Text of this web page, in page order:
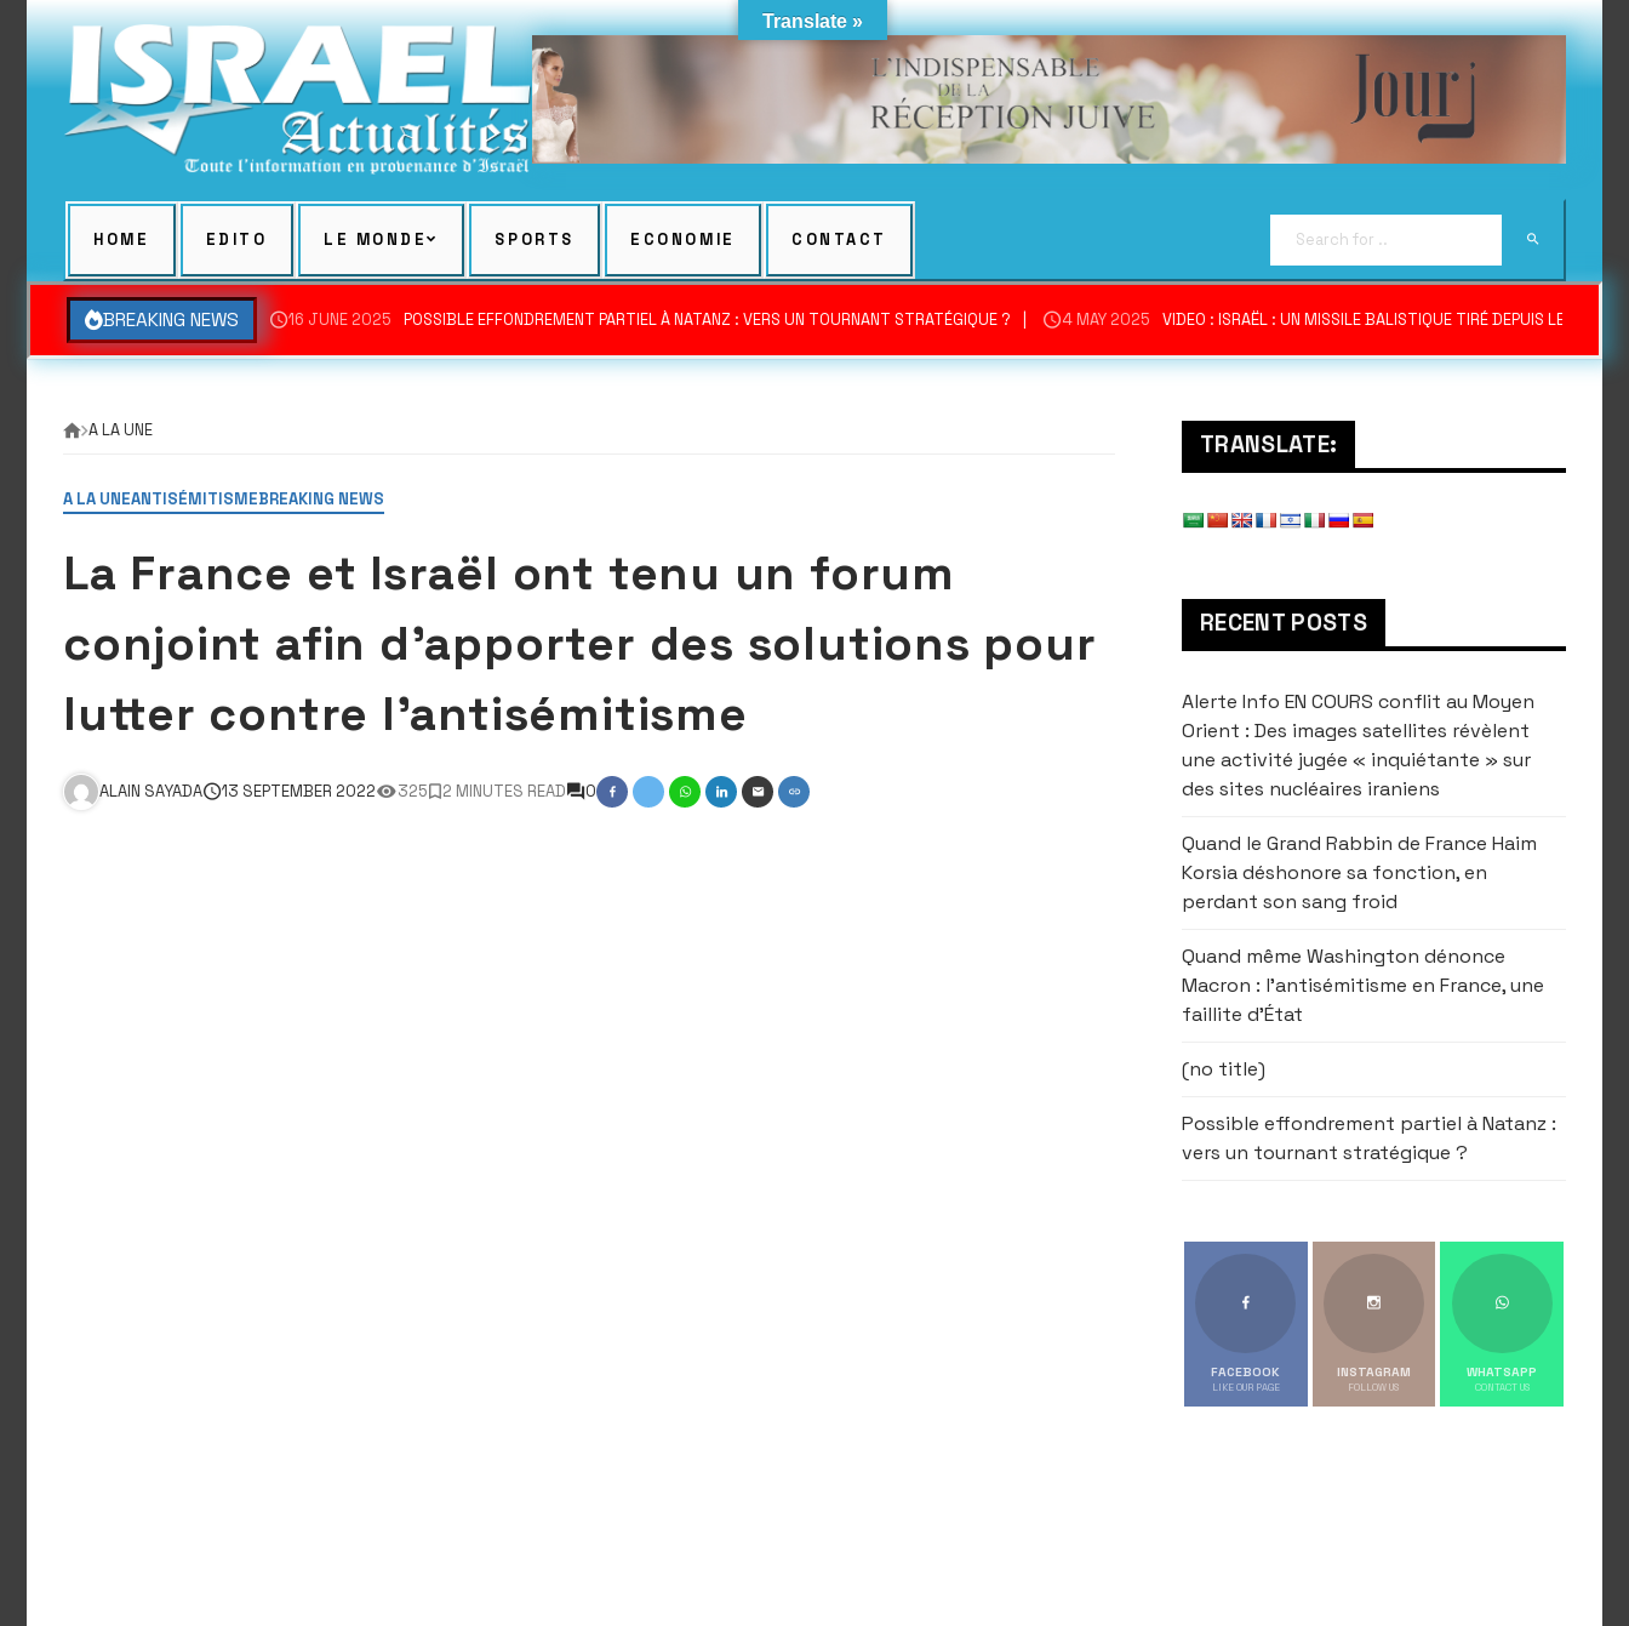
Skip
to
content
HOME EDITO LE MONDE SPORTS ECONOMIE CONTACT
BREAKING NEWS 16 JUNE 2025 POSSIBLE EFFONDREMENT PARTIEL À NATANZ : VERS UN TOURNANT STRATÉGIQUE ? 4 MAY 2025 VIDEO : ISRAËL : UN MISSILE BALISTIQUE TIRÉ DEPUIS LE YÉMEN
A LA UNE
A LA UNEANTISÉMITISMEBREAKING NEWS
La France et Israël ont tenu un forum
conjoint afin d’apporter des solutions pour
lutter contre l’antisémitisme
ALAIN SAYADA 13 SEPTEMBER 2022 325 2 MINUTES READ 0
TRANSLATE:
RECENT POSTS
Alerte Info EN COURS conflit au Moyen
Orient : Des images satellites révèlent
une activité jugée « inquiétante » sur
des sites nucléaires iraniens
Quand le Grand Rabbin de France Haim
Korsia déshonore sa fonction, en
perdant son sang froid
Quand même Washington dénonce
Macron : l’antisémitisme en France, une
faillite d’État
(no title)
Possible effondrement partiel à Natanz :
vers un tournant stratégique ?
FACEBOOK
LIKE OUR PAGE
INSTAGRAM
FOLLOW US
WHATSAPP
CONTACT US
Translate »